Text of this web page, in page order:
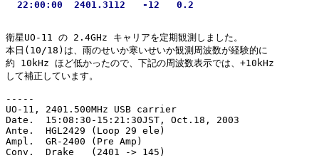
衛星UO-11 の 2.4GHz キャリアを定期観測しました。
本日(10/18)は、雨のせいか寒いせいか観測周波数が経験的に
約 10kHz ほど低かったので、下記の周波数表示では、+10kHz
して補正しています。
-----
UO-11, 2401.500MHz USB carrier
Date.  15:08:30-15:21:30JST, Oct.18, 2003
Ante.  HGL2429 (Loop 29 ele)
Ampl.  GR-2400 (Pre Amp)